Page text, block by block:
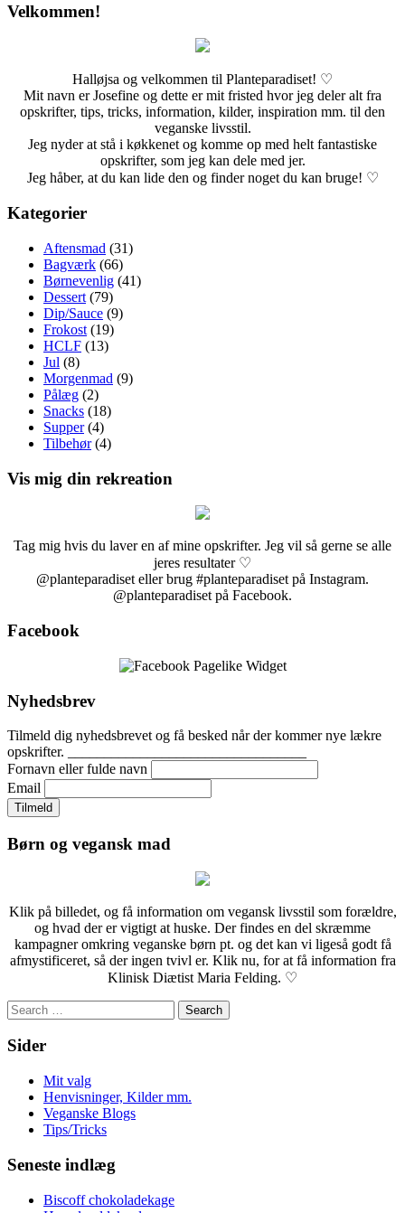
Velkommen!
Halløjsa og velkommen til Planteparadiset! ♡
Mit navn er Josefine og dette er mit fristed hvor jeg deler alt fra
opskrifter, tips, tricks, information, kilder, inspiration mm. til den
veganske livsstil.
Jeg nyder at stå i køkkenet og komme op med helt fantastiske
opskrifter, som jeg kan dele med jer.
Jeg håber, at du kan lide den og finder noget du kan bruge! ♡
Kategorier
Aftensmad (31)
Bagværk (66)
Børnevenlig (41)
Dessert (79)
Dip/Sauce (9)
Frokost (19)
HCLF (13)
Jul (8)
Morgenmad (9)
Pålæg (2)
Snacks (18)
Supper(4)
Tilbehør(4)
Vis mig din rekreation
Tag mig hvis du laver en af mine opskrifter. Jeg vil så gerne se alle
jeres resultater ♡
@planteparadiset eller brug #planteparadiset på Instagram.
@planteparadiset på Facebook.
Facebook
Nyhedsbrev
Tilmeld dig nyhedsbrevet og få besked når der kommer nye lækre
opskrifter. _________________________________
Fornavn eller fulde navn
Email
Børn og vegansk mad
Klik på billedet, og få information om vegansk livsstil som forældre,
og hvad der er vigtigt at huske. Der findes en del skræmme
kampagner omkring veganske børn pt. og det kan vi ligeså godt få
afmystificeret, så der ingen tvivl er. Klik nu, for at få information fra
Klinisk Diætist Maria Felding. ♡
Search
for:
Sider
Mit valg
Henvisninger, Kilder mm.
Veganske Blogs
Tips/Tricks
Seneste indlæg
Biscoff chokoladekage